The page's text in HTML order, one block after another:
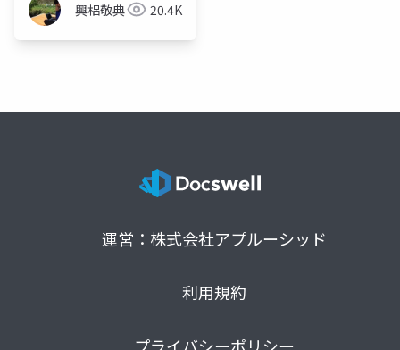
興梠敬典 20.4K
運営：株式会社アプルーシッド
利用規約
プライバシーポリシー